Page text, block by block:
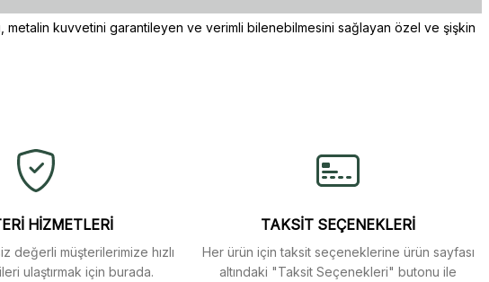
metalin kuvvetini garantileyen ve verimli bilenebilmesini sağlayan özel ve şişkin
HİZMETLERİ
değerli müşterilerimize hızlı
ulaştırmak için burada.
TAKSİT SEÇENEKLERİ
Her ürün için taksit seçeneklerine ürün sayfası
altındaki "Taksit Seçenekleri" butonu ile